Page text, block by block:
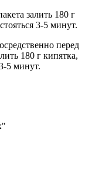
залить 180 г
3-5 минут.
перед
180 г кипятка,
5 минут.